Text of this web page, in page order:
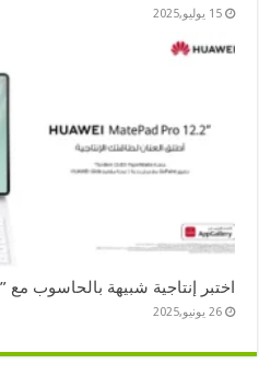
15 يوليو,2025
اختبر إنتاجية شبيهة بالحاسوب مع ”HUAWEI MatePad Pro 12.2
26 يونيو,2025